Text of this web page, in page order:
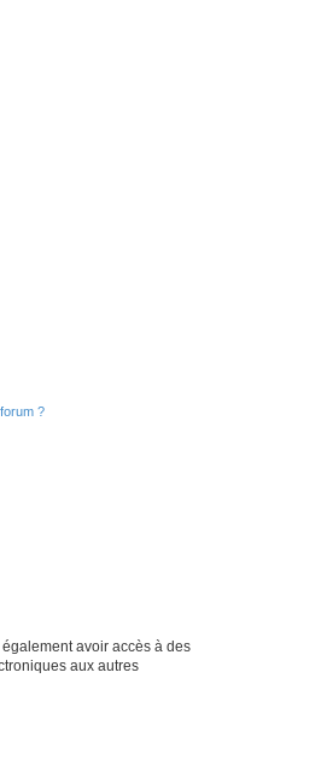
?
avoir accès à des
aux autres